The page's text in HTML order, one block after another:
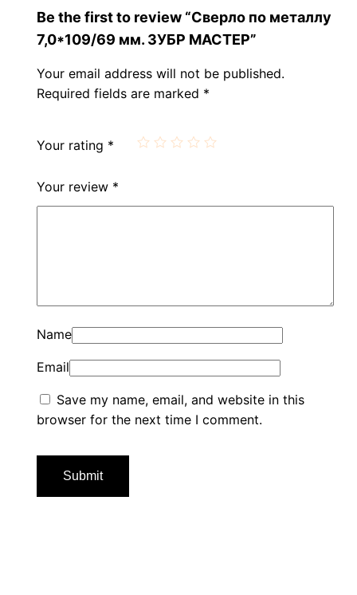
Be the first to review “Сверло по металлу
7,0*109/69 мм. ЗУБР МАСТЕР”
Your email address will not be published.
Required fields are marked *
Your rating *
Your review *
Name
Email
Save my name, email, and website in this
browser for the next time I comment.